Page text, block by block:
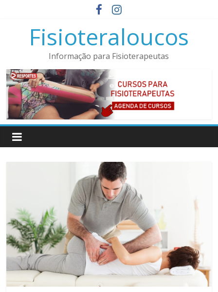
conteúdoFisioteraloucos
Informação para Fisioterapeutas